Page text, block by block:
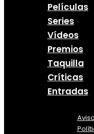
Películas
Series
Vídeos
Premios
Taquilla
Críticas
Entradas